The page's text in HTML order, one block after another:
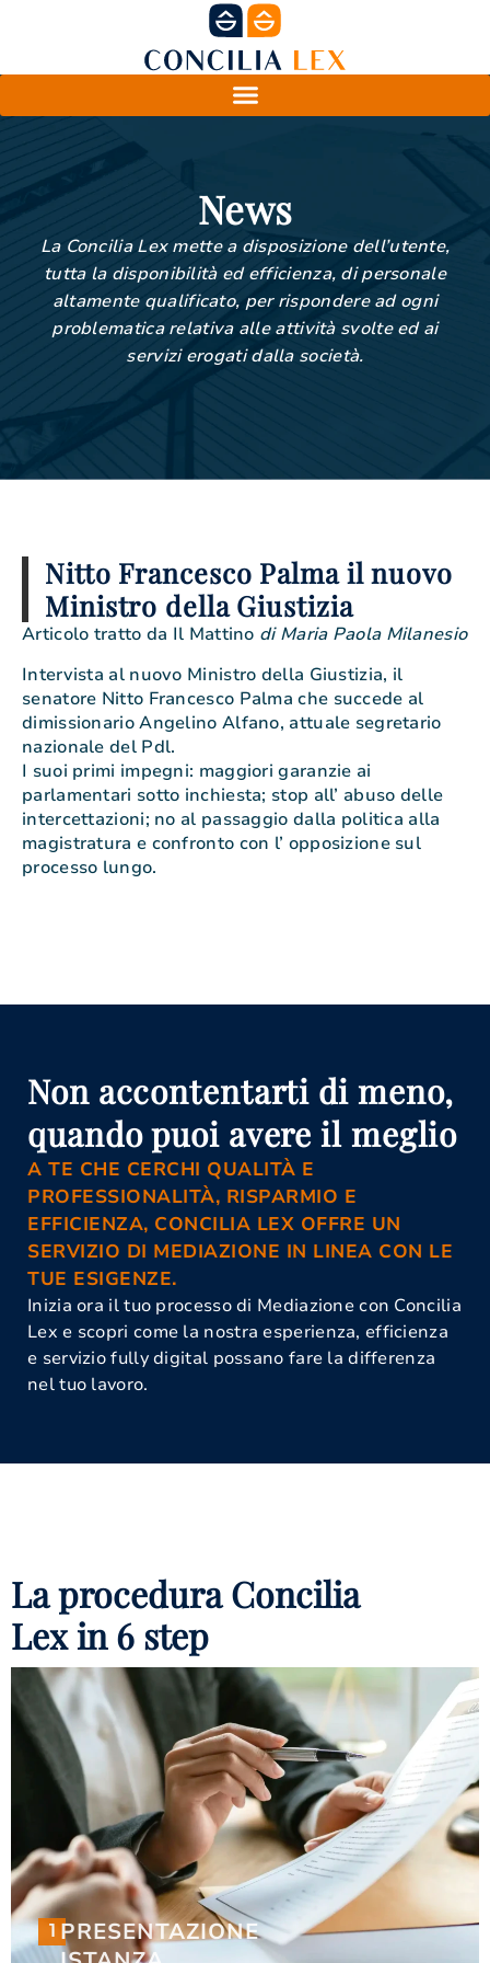
News
La Concilia Lex mette a disposizione dell’utente,
tutta la disponibilità ed efficienza, di personale
altamente qualificato, per rispondere ad ogni
problematica relativa alle attività svolte ed ai
servizi erogati dalla società.
Nitto Francesco Palma il nuovo
Ministro della Giustizia
Articolo tratto da Il Mattino di Maria Paola Milanesio
Intervista al nuovo Ministro della Giustizia, il
senatore Nitto Francesco Palma che succede al
dimissionario Angelino Alfano, attuale segretario
nazionale del Pdl.
I suoi primi impegni: maggiori garanzie ai
parlamentari sotto inchiesta; stop all’ abuso delle
intercettazioni; no al passaggio dalla politica alla
magistratura e confronto con l’ opposizione sul
processo lungo.
Non accontentarti di meno,
quando puoi avere il meglio
A TE CHE CERCHI QUALITÀ E
PROFESSIONALITÀ, RISPARMIO E
EFFICIENZA, CONCILIA LEX OFFRE UN
SERVIZIO DI MEDIAZIONE IN LINEA CON LE
TUE ESIGENZE.
Inizia ora il tuo processo di Mediazione con Concilia
Lex e scopri come la nostra esperienza, efficienza
e servizio fully digital possano fare la differenza
nel tuo lavoro.
La procedura Concilia
Lex in 6 step
1 PRESENTAZIONE
1
PRESENTAZIONE